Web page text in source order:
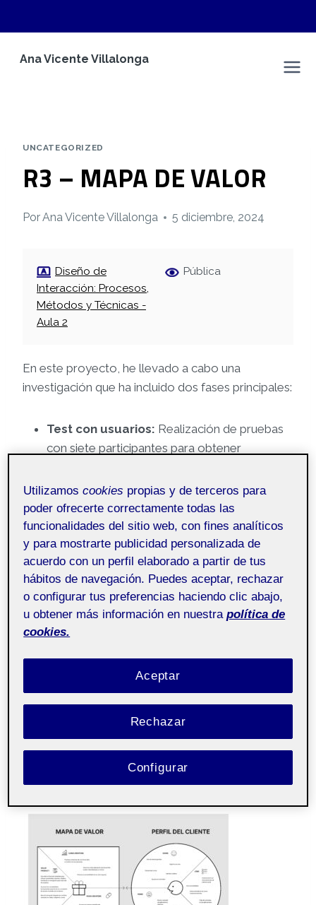
Ana Vicente Villalonga
UNCATEGORIZED
R3 – MAPA DE VALOR
PorAna Vicente Villalonga 5 diciembre, 2024
Diseño de
Interacción: Procesos,
Métodos y Técnicas -
Aula 2
Pública
En este proyecto, he llevado a cabo una
investigación que ha incluido dos fases principales:
Test con usuarios: Realización de pruebas
con siete participantes para obtener
necesidades al utilizar productos
tecnológicos destinados a la comunicación
intergeneracional.
Benchmarking de aplicaciones:Análisis en
profundidad de cuatro aplicaciones
diferentes para identificar sus puntos fuertes
y debilidades. Este proceso nos ha permitido
comprender mejor las características clave
que facilitan o dificultan la accesibilidad y la
conectividad entre personas de distintas
Estos análisis nos han permitido crear nuestra
propuesta de valor. Han sido fundamentales para
que hemos descubierto.
Utilizamoscookies propias y de terceros para
poder ofrecerte correctamente todas las
funcionalidades del sitio web, con fines analíticos
y para mostrarte publicidad personalizada de
acuerdo con un perfil elaborado a partir de tus
hábitos de navegación. Puedes aceptar, rechazar
o configurar tus preferencias haciendo clic abajo,
u obtener más información en nuestra política de
cookies.
Rechazar
Aceptar
Configurar